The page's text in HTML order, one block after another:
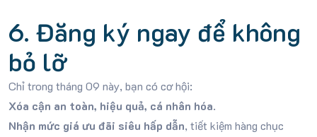
6. Đăng ký ngay để không
bỏ lỡ
Chỉ trong tháng 09 này, bạn có cơ hội:
Xóa cận an toàn, hiệu quả, cá nhân hóa.
Nhận mức giá ưu đãi siêu hấp dẫn, tiết kiệm hàng chục